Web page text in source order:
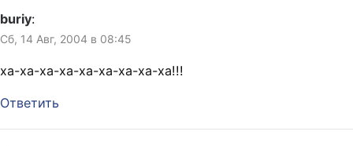
buriy:
Сб, 14 Авг, 2004 в 08:45
ха-ха-ха-ха-ха-ха-ха-ха-ха!!!
Ответить